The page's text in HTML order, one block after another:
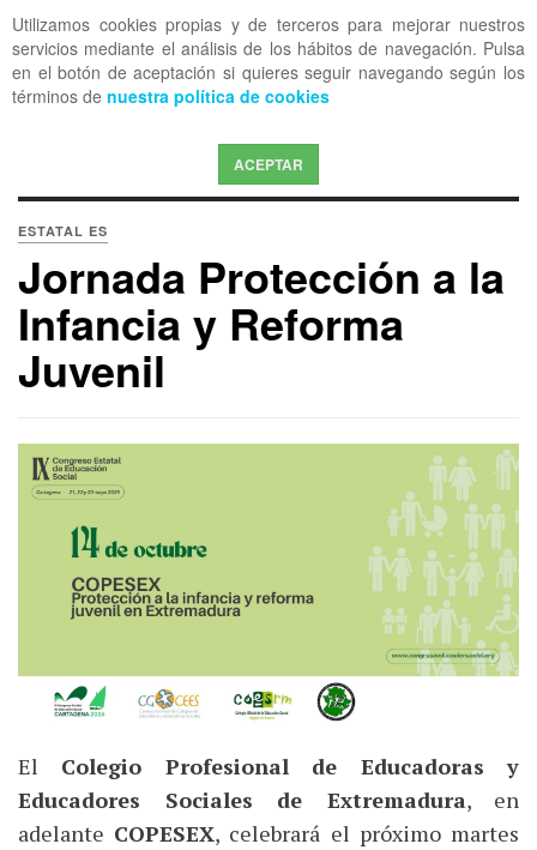
Utilizamos cookies propias y de terceros para mejorar nuestros
servicios mediante el análisis de los hábitos de navegación. Pulsa
en el botón de aceptación si quieres seguir navegando según los
términos de nuestra política de cookies
ACEPTAR
OFF CANVAS
ESTATAL ES
Jornada Protección a la
Infancia y Reforma
Juvenil
El Colegio Profesional de Educadoras y
Educadores Sociales de Extremadura, en
adelante COPESEX, celebrará el próximo martes